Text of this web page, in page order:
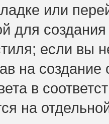
или
для
если вы
на
в
на